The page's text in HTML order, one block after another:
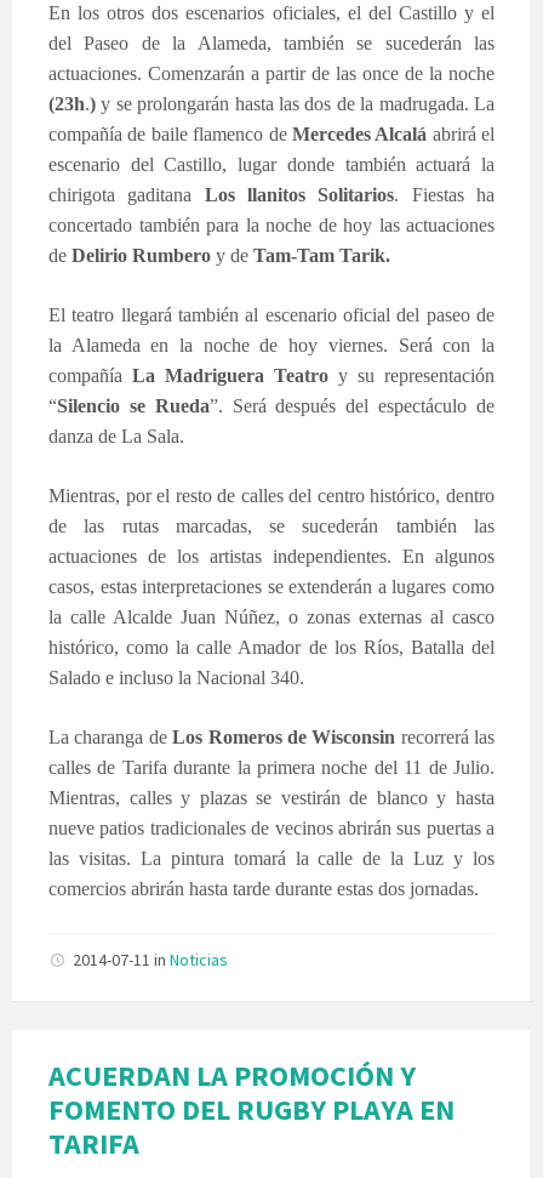
En los otros dos escenarios oficiales, el del Castillo y el
del Paseo de la Alameda, también se sucederán las
actuaciones. Comenzarán a partir de las once de la noche
(23h.) y se prolongarán hasta las dos de la madrugada. La
compañía de baile flamenco de Mercedes Alcalá abrirá el
escenario del Castillo, lugar donde también actuará la
chirigota gaditana Los llanitos Solitarios. Fiestas ha
concertado también para la noche de hoy las actuaciones
de Delirio Rumbero y de Tam-Tam Tarik.
El teatro llegará también al escenario oficial del paseo de
la Alameda en la noche de hoy viernes. Será con la
compañía La Madriguera Teatro y su representación
“Silencio se Rueda”. Será después del espectáculo de
danza de La Sala.
Mientras, por el resto de calles del centro histórico, dentro
de las rutas marcadas, se sucederán también las
actuaciones de los artistas independientes. En algunos
casos, estas interpretaciones se extenderán a lugares como
la calle Alcalde Juan Núñez, o zonas externas al casco
histórico, como la calle Amador de los Ríos, Batalla del
Salado e incluso la Nacional 340.
La charanga deLos Romeros de Wisconsin recorrerá las
calles de Tarifa durante la primera noche del 11 de Julio.
Mientras, calles y plazas se vestirán de blanco y hasta
nueve patios tradicionales de vecinos abrirán sus puertas a
las visitas. La pintura tomará la calle de la Luz y los
comercios abrirán hasta tarde durante estas dos jornadas.
2014-07-11 in Noticias
ACUERDAN LA PROMOCIÓN Y
FOMENTO DEL RUGBY PLAYA EN
TARIFA